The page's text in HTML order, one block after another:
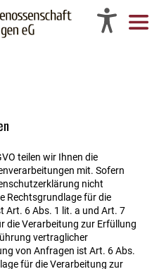
teilen wir Ihnen die
mit. Sofern
nicht
Rechtsgrundlage für die
Art. 6 Abs. 1 lit. a und Art. 7
die Verarbeitung zur Erfüllung
vertraglicher
von Anfragen ist Art. 6 Abs.
für die Verarbeitung zur